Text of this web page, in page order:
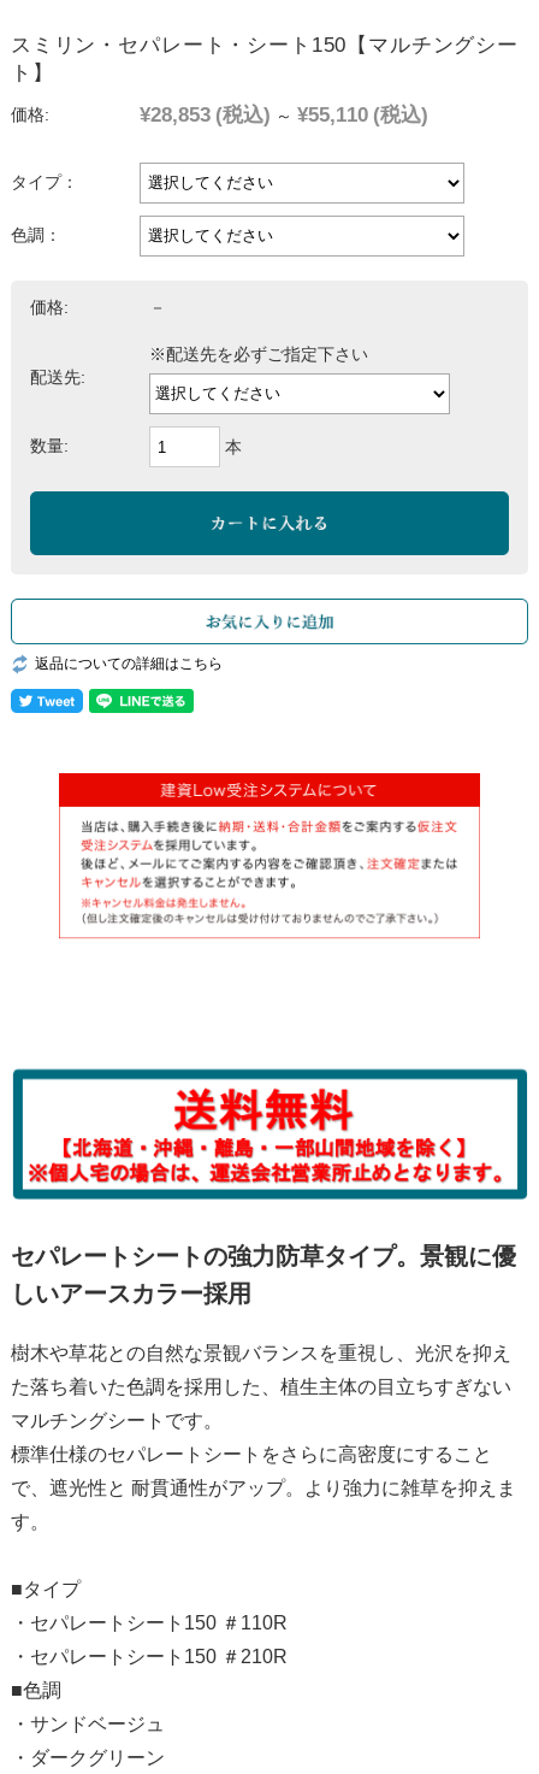
スミリン・セパレート・シート150【マルチングシー
ト】
価格: ¥28,853 (税込) ～ ¥55,110 (税込)
タイプ：
色調：
価格: －
配送先:
※配送先を必ずご指定下さい
数量: 本
返品についての詳細はこちら
セパレートシートの強力防草タイプ。景観に優
しいアースカラー採用
樹木や草花との自然な景観バランスを重視し、光沢を抑え
た落ち着いた色調を採用した、植生主体の目立ちすぎない
マルチングシートです。
標準仕様のセパレートシートをさらに高密度にすること
で、遮光性と 耐貫通性がアップ。より強力に雑草を抑えま
す。
■タイプ
・セパレートシート150 ＃110R
・セパレートシート150 ＃210R
■色調
・サンドベージュ
・ダークグリーン